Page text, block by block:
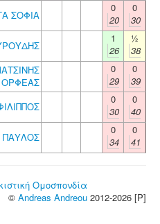
ΣΟΦΙΑ
0
20
0
30
1
26
½
38
ΟΡΦΕΑΣ
0
29
0
39
0
30
0
40
0
34
0
41
Ομοσπονδία
© Andreas Andreou 2012-2026 [P]